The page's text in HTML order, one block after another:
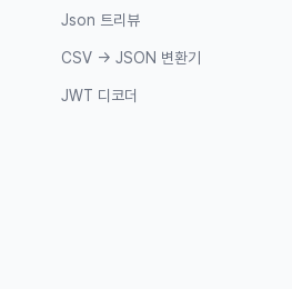
Json 트리뷰
CSV → JSON 변환기
JWT 디코더